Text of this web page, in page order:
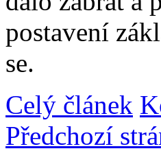
postavení
se.
Celý článek
Předchozí